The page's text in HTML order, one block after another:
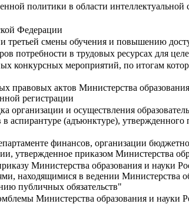
политики в области интеллектуальной
Федерации
третьей смены обучения и повышению
потребности в трудовых ресурсах для
конкурсных мероприятий, по итогам
правовых актов Министерства
регистрации
организации и осуществления
аспирантуре (адъюнктуре),
финансов, организации
утвержденное приказом Министерства
Министерства образования и науки
находящимися в ведении Министерства
публичных обязательств"
Министерства образования и науки